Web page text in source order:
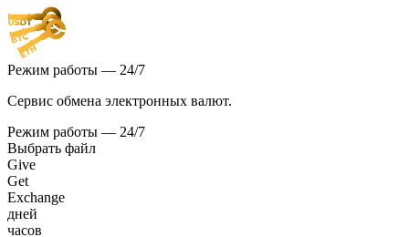
Режим работы — 24/7
Сервис обмена электронных валют.
Режим работы — 24/7
Выбрать файл
Give
Get
Exchange
дней
часов